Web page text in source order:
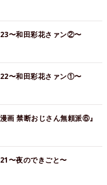
〜和田彩花さァン②〜
〜和田彩花さァン①〜
画 禁断おじさん無頼派⑥』
〜夜のできごと〜